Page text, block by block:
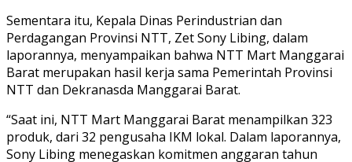
Sementara itu, Kepala Dinas Perindustrian dan
Perdagangan Provinsi NTT, Zet Sony Libing, dalam
laporannya, menyampaikan bahwa NTT Mart Manggarai
Barat merupakan hasil kerja sama Pemerintah Provinsi
NTT dan Dekranasda Manggarai Barat.
“Saat ini, NTT Mart Manggarai Barat menampilkan 323
produk, dari 32 pengusaha IKM lokal. Dalam laporannya,
Sony Libing menegaskan komitmen anggaran tahun